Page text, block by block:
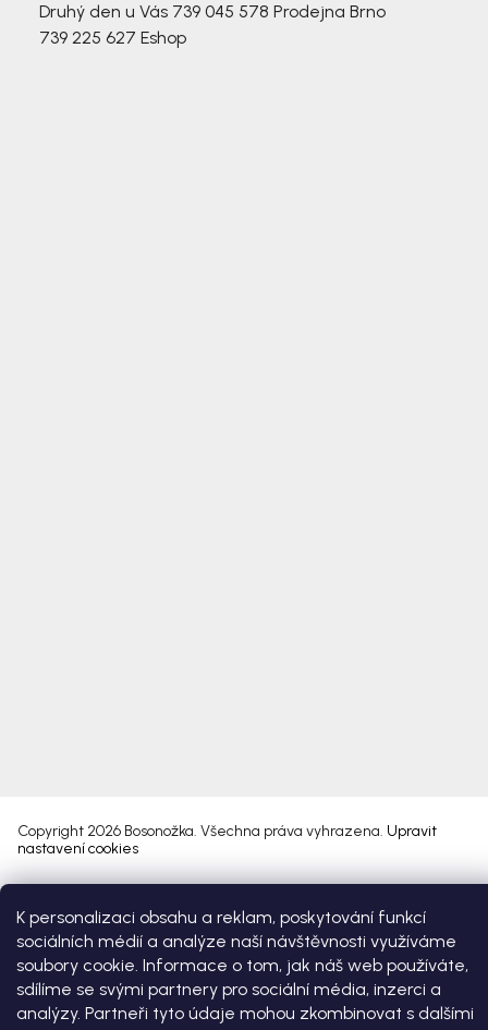
K personalizaci obsahu a reklam, poskytování funkcí
sociálních médií a analýze naší návštěvnosti využíváme
soubory cookie. Informace o tom, jak náš web používáte,
sdílíme se svými partnery pro sociální média, inzerci a
analýzy. Partneři tyto údaje mohou zkombinovat s dalšími
Druhý den u Vás 739 045 578 Prodejna Brno
739 225 627 Eshop
Copyright 2026 Bosonožka. Všechna práva vyhrazena. Upravit
nastavení cookies